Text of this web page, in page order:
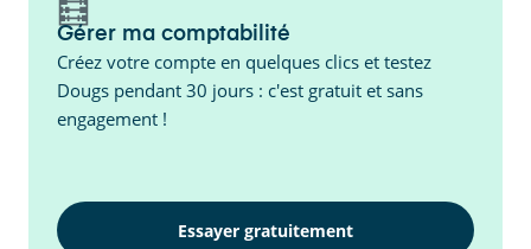
Gérer ma comptabilité
Créez votre compte en quelques clics et testez
Dougs pendant 30 jours : c'est gratuit et sans
engagement !
Essayer gratuitement